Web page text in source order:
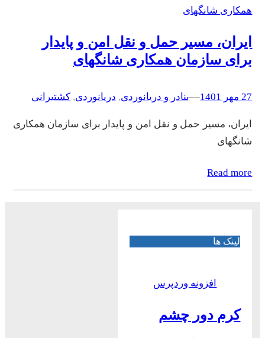
ایران، مسیر حمل و نقل امن و پایدار
برای سازمان همکاری شانگهای
27 مهر 1401 –
–بنادر و دریانوردی, دریانوردی, کشتیرانی
ایران، مسیر حمل و نقل امن و پایدار برای سازمان همکاری
شانگهای
Read more
لینک ها
افزونه وردپرس
کرم دور چشم